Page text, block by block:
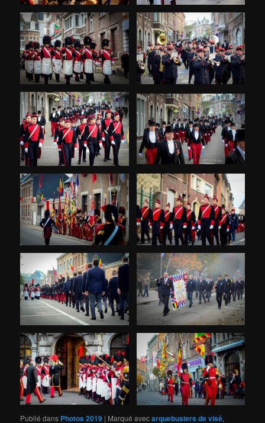
Publié dans Photos 2019 | Marqué avecarquebusiers de visé,